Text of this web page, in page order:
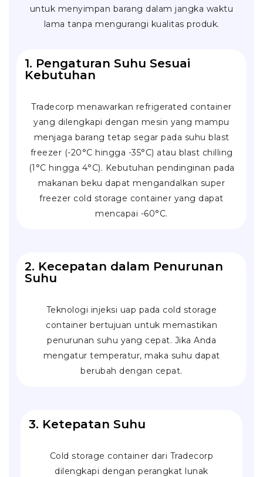
untuk menyimpan barang dalam jangka waktu
lama tanpa mengurangi kualitas produk.
1. Pengaturan Suhu Sesuai
Kebutuhan
Tradecorp menawarkan refrigerated container
yang dilengkapi dengan mesin yang mampu
menjaga barang tetap segar pada suhu blast
freezer (-20°C hingga -35°C) atau blast chilling
(1°C hingga 4°C). Kebutuhan pendinginan pada
makanan beku dapat mengandalkan super
freezer cold storage container yang dapat
mencapai -60°C.
2. Kecepatan dalam Penurunan
Suhu
Teknologi injeksi uap pada cold storage
container bertujuan untuk memastikan
penurunan suhu yang cepat. Jika Anda
mengatur temperatur, maka suhu dapat
berubah dengan cepat.
3. Ketepatan Suhu
Cold storage container dari Tradecorp
dilengkapi dengan perangkat lunak